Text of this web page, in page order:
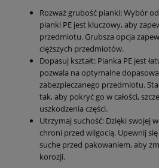
Rozważ grubość pianki: Wybór
pianki PE jest kluczowy, aby
przedmiotu. Grubsza opcja
cięższych przedmiotów.
Dopasuj kształt: Pianka PE jest
pozwala na optymalne
zabezpieczanego przedmiotu.
tak, aby pokryć go w całości,
uszkodzenia części.
Utrzymaj suchość: Dzięki swojej
chroni przed wilgocią. Upewnij
suche przed pakowaniem, aby
korozji.